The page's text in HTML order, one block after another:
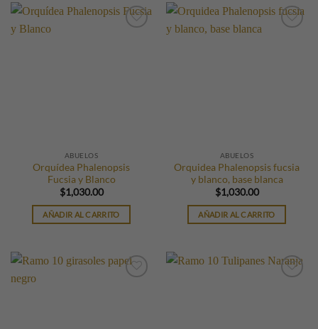
ABUELOS
Orquídea Phalenopsis
Fucsia y Blanco
$1,030.00
AÑADIR AL CARRITO
ABUELOS
Orquidea Phalenopsis fucsia
y blanco, base blanca
$1,030.00
AÑADIR AL CARRITO